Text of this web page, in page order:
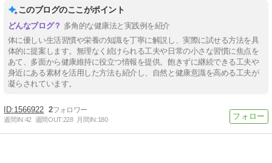
このブログのここがポイント
多角的な健康法と実践例を紹介
体に優しい生活習慣や栄養の知識を丁寧に解説し、実際に試せる方法を具
体的に提案します。無理なく続けられる工夫や日常の小さな習慣に焦点を
あて、多面から健康維持に役立つ情報を提供。飽きずに継続できる工夫や
身近にある素材を活用した方法も紹介し、自然と健康意識を高める工夫が
凝らされています。
1566922 2
週間IN:42 週間OUT:228 月間IN:180